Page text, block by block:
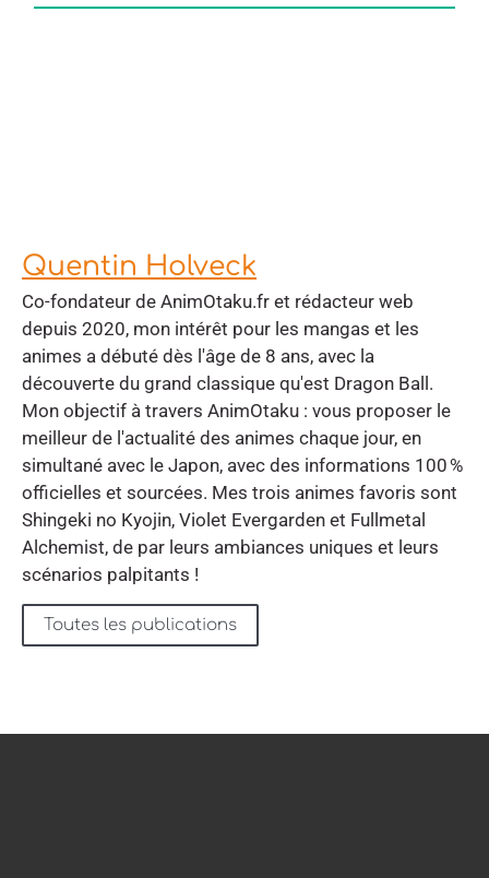
Quentin Holveck
Co-fondateur de AnimOtaku.fr et rédacteur web
depuis 2020, mon intérêt pour les mangas et les
animes a débuté dès l'âge de 8 ans, avec la
découverte du grand classique qu'est Dragon Ball.
Mon objectif à travers AnimOtaku : vous proposer le
meilleur de l'actualité des animes chaque jour, en
simultané avec le Japon, avec des informations 100 %
officielles et sourcées. Mes trois animes favoris sont
Shingeki no Kyojin, Violet Evergarden et Fullmetal
Alchemist, de par leurs ambiances uniques et leurs
scénarios palpitants !
Toutes les publications